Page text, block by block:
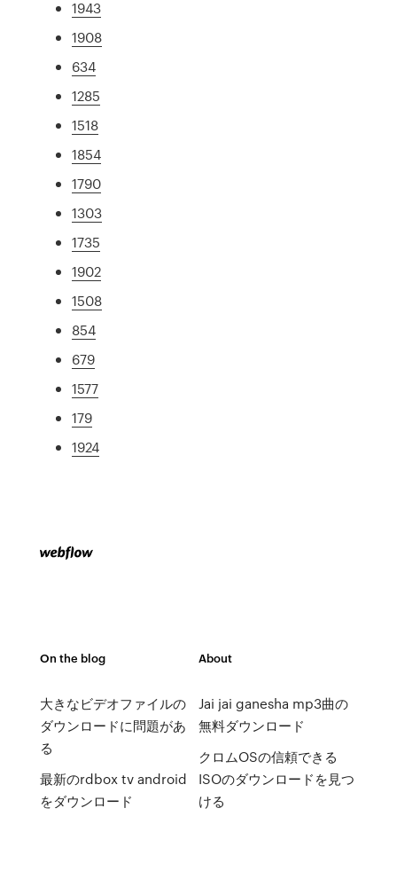
1943
1908
634
1285
1518
1854
1790
1303
1735
1902
1508
854
679
1577
179
1924
On the blog
大きなビデオファイルの
ダウンロードに問題があ
る
最新のrdbox tv android
をダウンロード
About
Jai jai ganesha mp3曲の
無料ダウンロード
クロムOSの信頼できる
ISOのダウンロードを見つ
ける